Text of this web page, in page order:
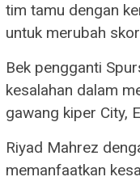
tim tamu dengan
untuk merubah
Bek pengganti
kesalahan dalam
gawang kiper City,
Riyad Mahrez
memanfaatkan